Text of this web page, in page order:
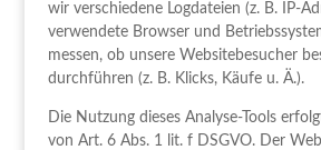
wir verschiedene Logdateien (z. B. IP-
verwendete Browser und
messen, ob unsere Websitebesucher
durchführen (z. B. Klicks, Käufe u. Ä.).
Die Nutzung dieses Analyse-Tools
von Art. 6 Abs. 1 lit. f DSGVO. Der